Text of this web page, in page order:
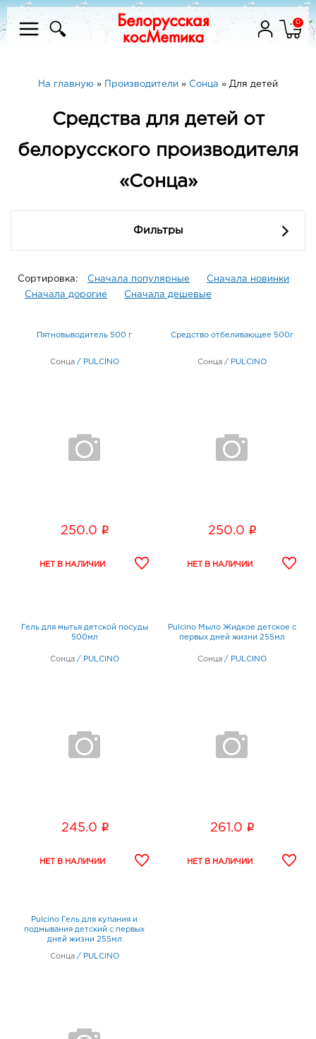
0
На главную » Производители » Сонца » Для детей
Средства для детей от
белорусского производителя
«Сонца»
Фильтры
Сортировка: Сначала популярные
Сначала новинки
Сначала дорогие
Сначала дешевые
Пятновыводитель 500 г
Сонца / PULCINO
250.0 i
Средство отбеливающее 500г
Сонца / PULCINO
250.0 i
Гель для мытья детской посуды
500мл
Сонца / PULCINO
245.0 i
Pulcino Мыло Жидкое детское с
первых дней жизни 255мл
Сонца / PULCINO
261.0 i
Pulcino Гель для купания и
подмывания детский с первых
дней жизни 255мл
Сонца / PULCINO